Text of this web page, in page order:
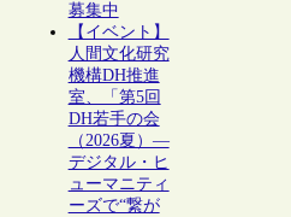
募集中
【イベント】
人間文化研究
機構DH推進
室、「第5回
DH若手の会
（2026夏）―
デジタル・ヒ
ューマニティ
ーズで“繋が